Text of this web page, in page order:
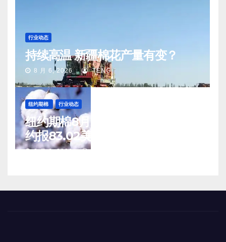
行业动态
持续高温 新疆棉花产量有变？
8 月 6, 2026 TENG
纽约期棉 行业动态
纽约期棉8月5日(周三)收涨12月合
约报83.02美分/磅
8 月 6, 2026 TENG